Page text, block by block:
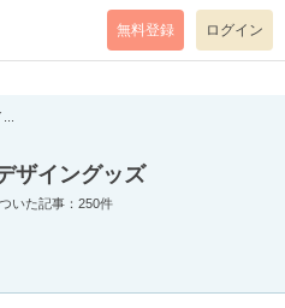
mode=return level=notice
無料登録 ログイン
ザイングッズ
いた記事：250件